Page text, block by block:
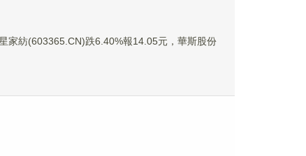
家紡(603365.CN)跌6.40%報14.05元，華斯股份